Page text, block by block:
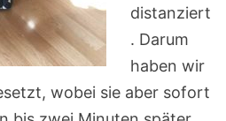
distanziert
. Darum
haben wir
wobei sie aber sofort